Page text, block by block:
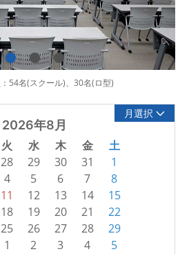
54名(スクール)、30名(ロ型)
月選択
2026年8月
火 水 木 金 土
28 29 30 31
1
4 5 6 7
8
11 12 13 14
15
18 19 20 21
22
25 26 27 28
29
1 2 3 4 5